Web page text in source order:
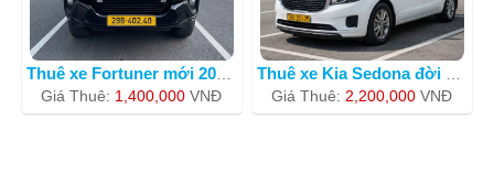
Giá Thuê: 1,400,000 VNÐ
Giá Thuê: 2,200,000 VNÐ